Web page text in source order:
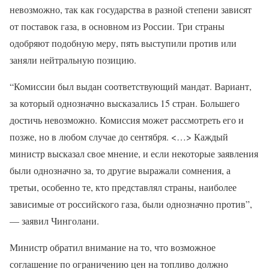
невозможно, так как государства в разной степени зависят
от поставок газа, в основном из России. Три страны
одобряют подобную меру, пять выступили против или
заняли нейтральную позицию.
“Комиссии был выдан соответствующий мандат. Вариант,
за который однозначно высказались 15 стран. Большего
достичь невозможно. Комиссия может рассмотреть его и
позже, но в любом случае до сентября. <…> Каждый
министр высказал свое мнение, и если некоторые заявления
были однозначно за, то другие выражали сомнения, а
третьи, особенно те, кто представлял страны, наиболее
зависимые от российского газа, были однозначно против”,
— заявил Чинголани.
Министр обратил внимание на то, что возможное
соглашение по ограничению цен на топливо должно